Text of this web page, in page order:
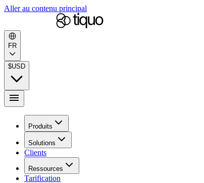
Aller au contenu principal
FR
$USD
Produits
Solutions
Clients
Ressources
Tarification